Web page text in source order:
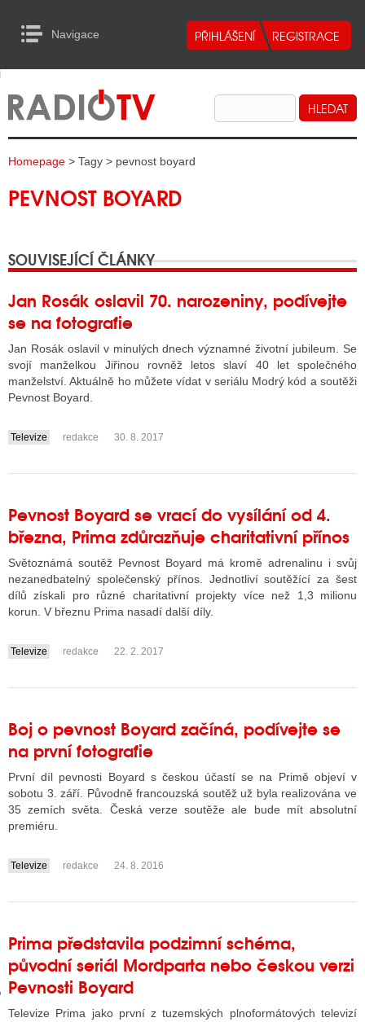
Navigace
RADIA
TELEVIZE
INTERNET
TISK
RADIA
RÁDIÍ
VYSÍLAČE
TELEVIZÍ
INTERNET
RÁDIA
STRÁNKY RÁDIÍ
STÁT BLOGEREM
DISKUTÉRA NA RADIOTV
STARŠÍCH DISKUZÍ
to Content
Homepage > Tagy > pevnost boyard
PEVNOST BOYARD
SOUVISEJÍCÍ ČLÁNKY
Jan Rosák oslavil 70. narozeniny, podívejte
se na fotografie
Jan Rosák oslavil v minulých dnech významné životní jubileum. Se
svojí manželkou Jiřinou rovněž letos slaví 40 let společného
manželství. Aktuálně ho můžete vídat v seriálu Modrý kód a soutěži
Pevnost Boyard.
....
Televize redakce 30. 8. 2017
Pevnost Boyard se vrací do vysílání od 4.
března, Prima zdůrazňuje charitativní přínos
Světoznámá soutěž Pevnost Boyard má kromě adrenalinu i svůj
nezanedbatelný společenský přínos. Jednotliví soutěžící za šest
dílů získali pro různé charitativní projekty více než 1,3 milionu
korun. V březnu Prima nasadí další díly.
....
Televize redakce 22. 2. 2017
Boj o pevnost Boyard začíná, podívejte se
na první fotografie
První díl pevnosti Boyard s českou účastí se na Primě objeví v
sobotu 3. září. Původně francouzská soutěž už byla realizována ve
35 zemích světa. Česká verze soutěže ale bude mít absolutní
premiéru.
....
Televize redakce 24. 8. 2016
Prima představila podzimní schéma,
původní seriál Mordparta nebo českou verzi
Pevnosti Boyard
Televize Prima jako první z tuzemských plnoformátových televizí